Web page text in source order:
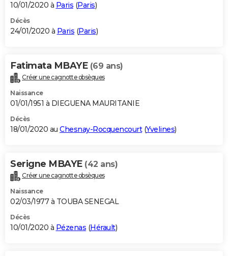
10/01/2020 à Paris (Paris)
Décès
24/01/2020 à Paris (Paris)
Fatimata MBAYE (69 ans)
Créer une cagnotte obsèques
Naissance
01/01/1951 à DIEGUENA MAURITANIE
Décès
18/01/2020 au Chesnay-Rocquencourt(Yvelines)
Serigne MBAYE (42 ans)
Créer une cagnotte obsèques
Naissance
02/03/1977 à TOUBA SENEGAL
Décès
10/01/2020 à Pézenas (Hérault)